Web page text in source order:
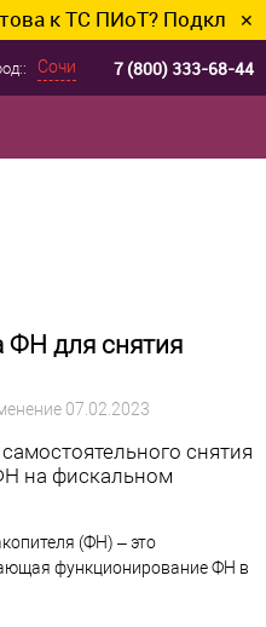
ПИоТ? Подключим и ✕
Сочи 7 (800) 333-68-44
ФН для снятия
07.02.2023
снятия
на фискальном
(ФН) – это
функционирование ФН в